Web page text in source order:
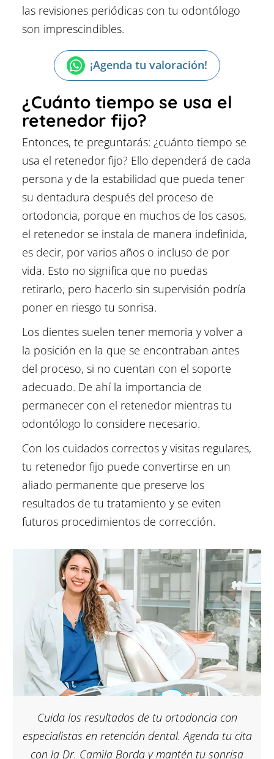
las revisiones periódicas con tu odontólogo
son imprescindibles.
¡Agenda tu valoración!
¿Cuánto tiempo se usa el
retenedor fijo?
Entonces, te preguntarás: ¿cuánto tiempo se
usa el retenedor fijo? Ello dependerá de cada
persona y de la estabilidad que pueda tener
su dentadura después del proceso de
ortodoncia, porque en muchos de los casos,
el retenedor se instala de manera indefinida,
es decir, por varios años o incluso de por
vida. Esto no significa que no puedas
retirarlo, pero hacerlo sin supervisión podría
poner en riesgo tu sonrisa.
Los dientes suelen tener memoria y volver a
la posición en la que se encontraban antes
del proceso, si no cuentan con el soporte
adecuado. De ahí la importancia de
permanecer con el retenedor mientras tu
odontólogo lo considere necesario.
Con los cuidados correctos y visitas regulares,
tu retenedor fijo puede convertirse en un
aliado permanente que preserve los
resultados de tu tratamiento y se eviten
futuros procedimientos de corrección.
Cuida los resultados de tu ortodoncia con
especialistas en retención dental. Agenda tu cita
con la Dr. Camila Borda y mantén tu sonrisa